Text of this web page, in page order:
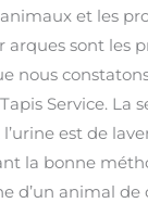
et les
arques sont les
nous
Service. La
l’urine est de
la bonne
d’un animal